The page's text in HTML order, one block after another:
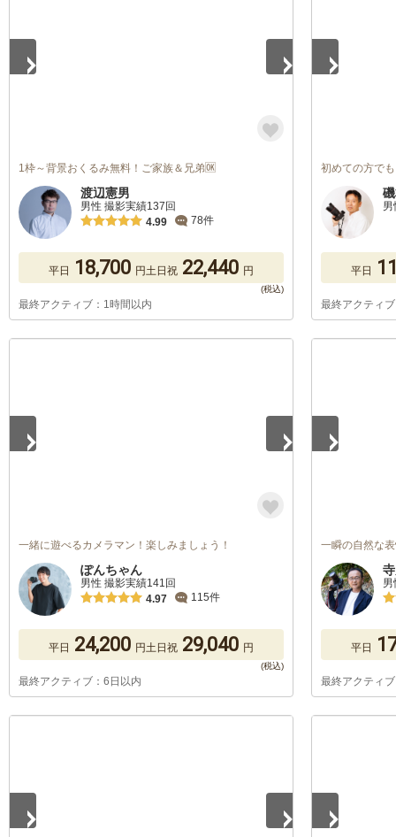
1枠～背景おくるみ無料！ご家族＆兄弟🆗
渡辺憲男
男性 撮影実績137回
4.99
78件
平日 18,700 円土日祝 22,440 円
最終アクティブ：1時間以内
初めての方で
男
平日
最終アクティ
一緒に遊べるカメラマン！楽しみましょう！
ぽんちゃん
男性 撮影実績141回
4.97
115件
平日 24,200 円土日祝 29,040 円
最終アクティブ：6日以内
一瞬の自然な
平日
最終アクティ